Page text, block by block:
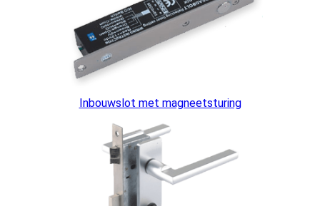
Inbouwslot met magneetsturing